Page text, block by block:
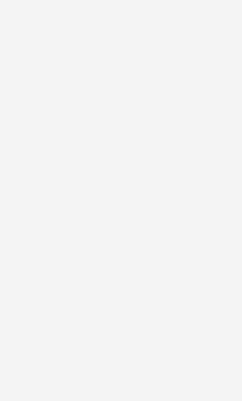
plus 1,0 l/100 km;
B; kombinierter
(bei entladener
Batterie)
kombiniert: 0 g/km;
Batterie)
Emissionen kombiniert:
(61 kWh-Batterie)
kWh/100km; CO₂-